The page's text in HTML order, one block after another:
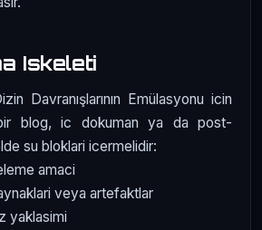
Iskeleti
Davranışlarının Emülasyonu icin
blog, ic dokuman ya da post-
su bloklari icermelidir:
amaci
veya artefaktlar
yaklasimi